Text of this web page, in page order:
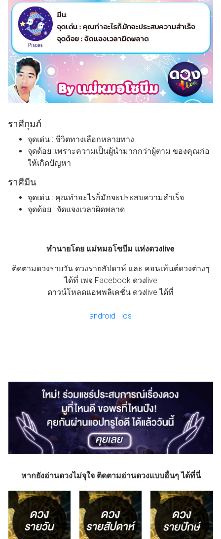
ราศีกุมภ์
จุดเด่น : ชีวิตทางเลือกหลายทาง
จุดด้อย :เพราะความเป็นผู้นำมากกว่าผู้ตาม ของคุณก่อ
ให้เกิดปัญหา
ราศีมีน
จุดเด่น : คุณทำอะไรก็มักจะประสบความสำเร็จ
จุดด้อย : จัดแจงเวลาผิดพลาด
ทำนายโดย แม่หมอโซบีม แห่งดวงlive
ติดตามดวงรายวัน ดวงรายสัปดาห์ และ คอนเท้นต์ดวงต่างๆ
ได้ที่ เพจ Facebook ดวงlive
ดาวน์โหลดแอพพลิเคชั่น ดวงlive ได้ที่
android ios
หากยังอ่านดวงไม่จุใจ ติดตามอ่านดวงแบบอื่นๆ ได้ที่นี่